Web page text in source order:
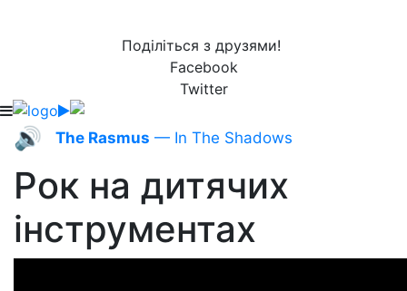
Поділіться з друзями!
Facebook
Twitter
🔊 The Rasmus — In The Shadows
Рок на дитячих
інструментах